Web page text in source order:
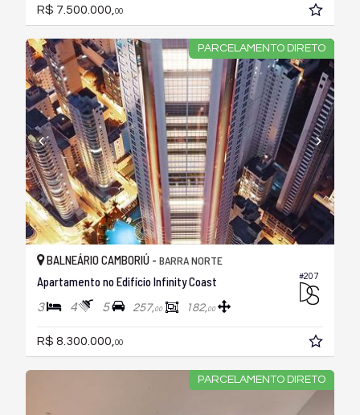
R$ 7.500.000, 00
PARCELAMENTO DIRETO
#207
BALNEÁRIO CAMBORIÚ - BARRA NORTE
Apartamento no Edifício Infinity Coast
3 4 5 257,00 182,00
R$ 8.300.000,00
PARCELAMENTO DIRETO